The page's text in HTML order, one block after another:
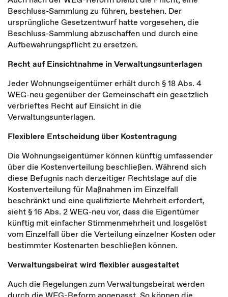
Beschluss-Sammlung zu führen, bestehen. Der
ursprüngliche Gesetzentwurf hatte vorgesehen, die
Beschluss-Sammlung abzuschaffen und durch eine
Aufbewahrungspflicht zu ersetzen.
Recht auf Einsichtnahme in Verwaltungsunterlagen
Jeder Wohnungseigentümer erhält durch § 18 Abs. 4
WEG-neu gegenüber der Gemeinschaft ein gesetzlich
verbrieftes Recht auf Einsicht in die
Verwaltungsunterlagen.
Flexiblere Entscheidung über Kostentragung
Die Wohnungseigentümer können künftig umfassender
über die Kostenverteilung beschließen. Während sich
diese Befugnis nach derzeitiger Rechtslage auf die
Kostenverteilung für Maßnahmen im Einzelfall
beschränkt und eine qualifizierte Mehrheit erfordert,
sieht § 16 Abs. 2 WEG-neu vor, dass die Eigentümer
künftig mit einfacher Stimmenmehrheit und losgelöst
vom Einzelfall über die Verteilung einzelner Kosten oder
bestimmter Kostenarten beschließen können.
Verwaltungsbeirat wird flexibler ausgestaltet
Auch die Regelungen zum Verwaltungsbeirat werden